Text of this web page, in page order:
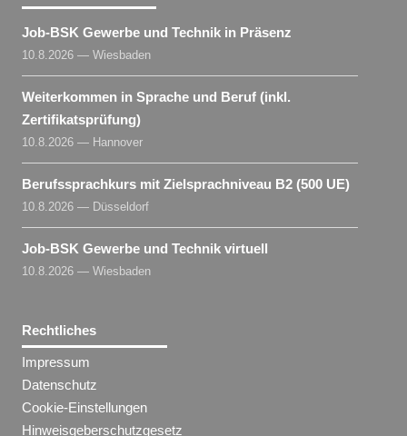
Job-BSK Gewerbe und Technik in Präsenz
10.8.2026 — Wiesbaden
Weiterkommen in Sprache und Beruf (inkl.
Zertifikatsprüfung)
10.8.2026 — Hannover
Berufssprachkurs mit Zielsprachniveau B2 (500 UE)
10.8.2026 — Düsseldorf
Job-BSK Gewerbe und Technik virtuell
10.8.2026 — Wiesbaden
Rechtliches
Impressum
Datenschutz
Cookie-Einstellungen
Hinweisgeberschutzgesetz